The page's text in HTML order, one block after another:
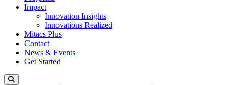
Impact
Innovation Insights
Innovations Realized
Mitacs Plus
Contact
News & Events
Get Started